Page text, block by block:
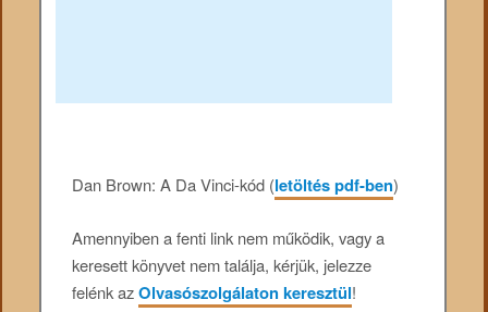
Dan Brown: A Da Vinci-kód (letöltés pdf-ben)
Amennyiben a fenti link nem működik, vagy a
keresett könyvet nem találja, kérjük, jelezze
felénk azOlvasószolgálaton keresztül!